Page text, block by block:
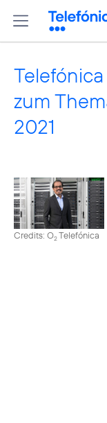
zum
2021
Credits: O2Telefónica